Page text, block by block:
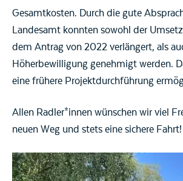
Gesamtkosten. Durch die gute
Landesamt konnten sowohl der
dem Antrag von 2022 verlängert, als
Höherbewilligung genehmigt werden.
eine frühere Projektdurchführung
Allen Radler*innen wünschen wir viel
neuen Weg und stets eine sichere Fahrt!